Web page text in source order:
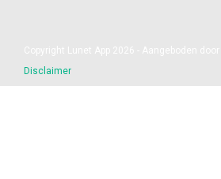
Disclaimer